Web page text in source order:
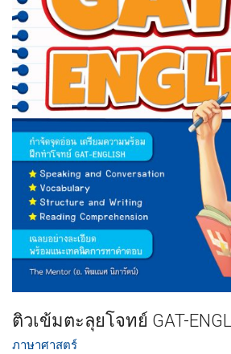
ติวเข้มตะลุยโจทย์ GAT-
ภาษาศาสตร์